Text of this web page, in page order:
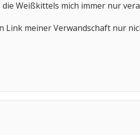
Weißkittels mich immer nur
Link meiner Verwandschaft nur